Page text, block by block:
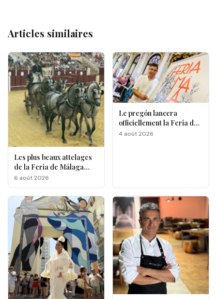
Articles similaires
Les plus beaux attelages
de la Feria de Málaga
s'affrontent à La
Malagueta
6 août 2026
Le pregón lancera
officiellement la Feria de
Málaga 2026
4 août 2026